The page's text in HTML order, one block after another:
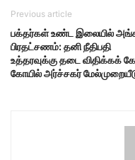
Previous article
பக்தர்கள் உண்ட இலையில்
பிரதட்சணம்: தனி நீதிபதி
உத்தரவுக்கு தடை விதிக்கக்
கோயில் அர்ச்சகர்